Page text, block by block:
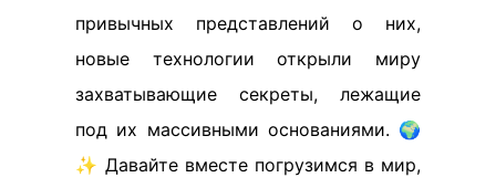
привычных представлений о них,
новые технологии открыли миру
захватывающие секреты, лежащие
под их массивными основаниями. 🌍
✨ Давайте вместе погрузимся в мир,